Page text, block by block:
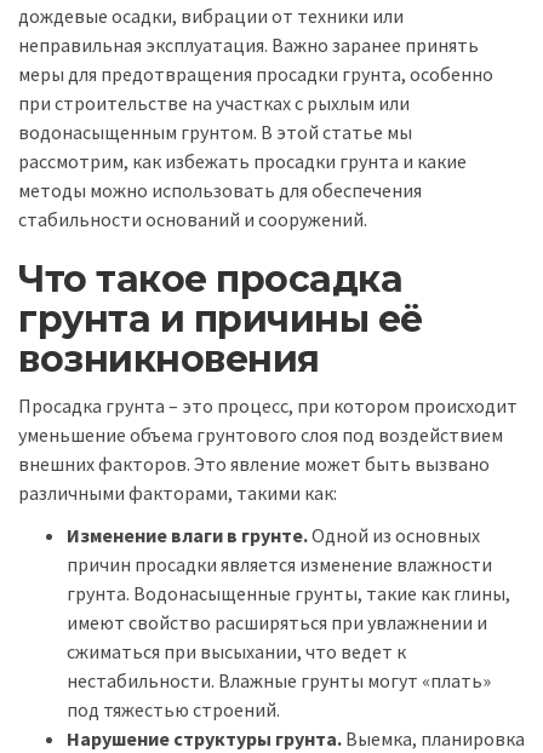
дождевые осадки, вибрации от техники или
неправильная эксплуатация. Важно заранее принять
меры для предотвращения просадки грунта, особенно
при строительстве на участках с рыхлым или
водонасыщенным грунтом. В этой статье мы
рассмотрим, как избежать просадки грунта и какие
методы можно использовать для обеспечения
стабильности оснований и сооружений.
Что такое просадка
грунта и причины её
возникновения
Просадка грунта – это процесс, при котором происходит
уменьшение объема грунтового слоя под воздействием
внешних факторов. Это явление может быть вызвано
различными факторами, такими как:
Изменение влаги в грунте.Одной из основных
причин просадки является изменение влажности
грунта. Водонасыщенные грунты, такие как глины,
имеют свойство расширяться при увлажнении и
сжиматься при высыхании, что ведет к
нестабильности. Влажные грунты могут «плать»
под тяжестью строений.
Нарушение структуры грунта. Выемка, планировка